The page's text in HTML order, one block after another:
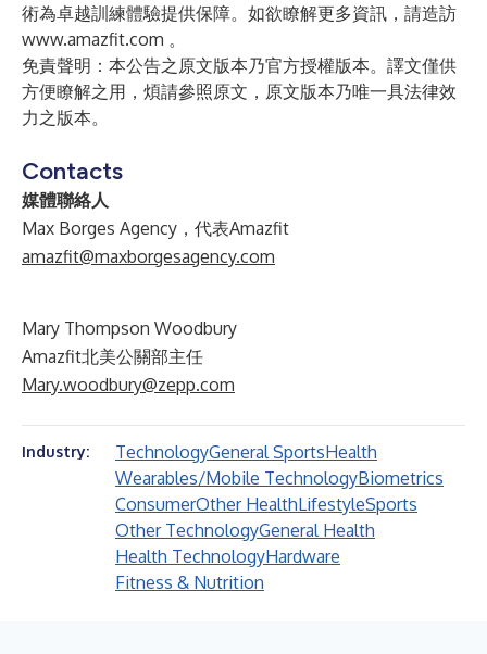
術為卓越訓練體驗提供保障。如欲瞭解更多資訊，請造訪
www.amazfit.com 。
免責聲明：本公告之原文版本乃官方授權版本。譯文僅供
方便瞭解之用，煩請參照原文，原文版本乃唯一具法律效
力之版本。
Contacts
媒體聯絡人
Max Borges Agency，代表Amazfit
amazfit@maxborgesagency.com
Mary Thompson Woodbury
Amazfit北美公關部主任
Mary.woodbury@zepp.com
Industry: TechnologyGeneral SportsHealth
Wearables/Mobile TechnologyBiometrics
ConsumerOther HealthLifestyleSports
Other TechnologyGeneral Health
Health TechnologyHardware
Fitness & Nutrition